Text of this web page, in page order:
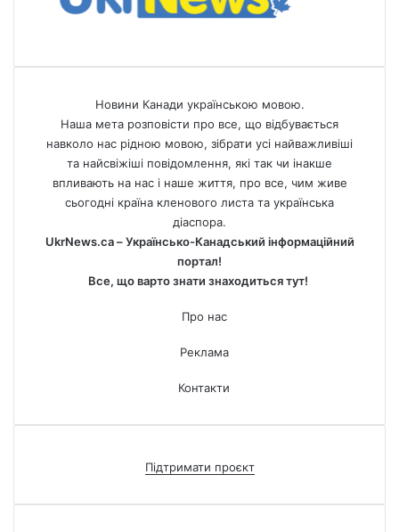
Новини Канади українською мовою.
Наша мета розповісти про все, що відбувається
навколо нас рідною мовою, зібрати усі найважливіші
та найсвіжіші повідомлення, які так чи інакше
впливають на нас і наше життя, про все, чим живе
сьогодні країна кленового листа та українська
діаспора.
UkrNews.ca – Українсько-Канадський інформаційний
портал!
Все, що варто знати знаходиться тут!
Про нас
Реклама
Контакти
Підтримати проєкт